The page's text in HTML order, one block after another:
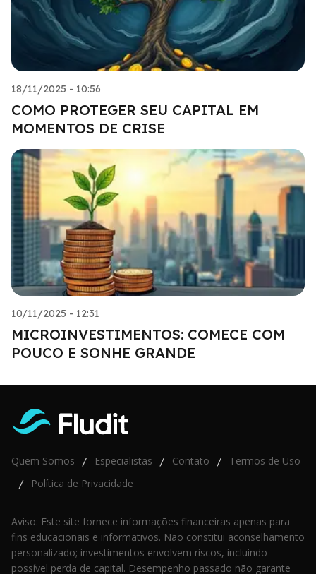
18/11/2025 - 10:56
COMO PROTEGER SEU CAPITAL EM
MOMENTOS DE CRISE
10/11/2025 - 12:31
MICROINVESTIMENTOS: COMECE COM
POUCO E SONHE GRANDE
Quem Somos / Especialistas / Contato / Termos de Uso
/ Política de Privacidade
Aviso: Este site fornece informações financeiras apenas para
fins educacionais e informativos. Não constitui aconselhamento
personalizado; investimentos envolvem riscos, incluindo
possível perda de capital. Desempenho passado não garante